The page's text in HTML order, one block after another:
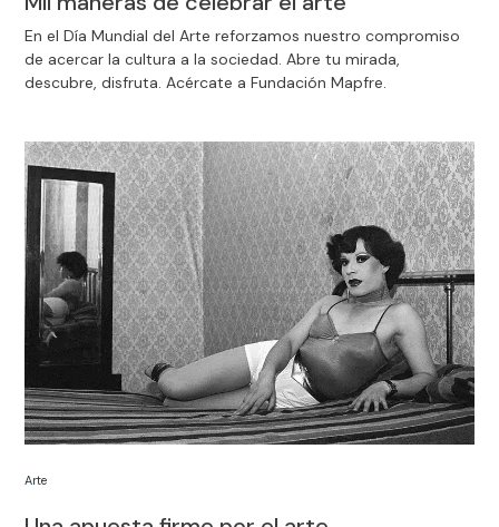
En el Día Mundial del Arte reforzamos nuestro compromiso
de acercar la cultura a la sociedad. Abre tu mirada,
descubre, disfruta. Acércate a Fundación Mapfre.
Arte